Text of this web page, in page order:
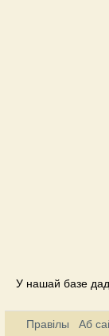
У нашай базе
Правілы
Аб